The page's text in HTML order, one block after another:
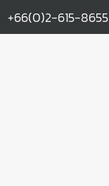
+66(0)2-615-8655